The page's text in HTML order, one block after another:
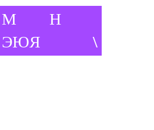
М
Н
ЭЮЯ \